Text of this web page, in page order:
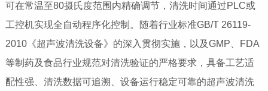
可在常温至80摄氏度范围内精确调节，清洗时间通过PLC或
工控机实现全自动程序化控制。随着行业标准GB/T 26119-
2010《超声波清洗设备》的深入贯彻实施，以及GMP、FDA
等制药及食品行业规范对清洗验证的严格要求，具备工艺适
配性强、清洗数据可追溯、设备运行稳定可靠的超声波清洗